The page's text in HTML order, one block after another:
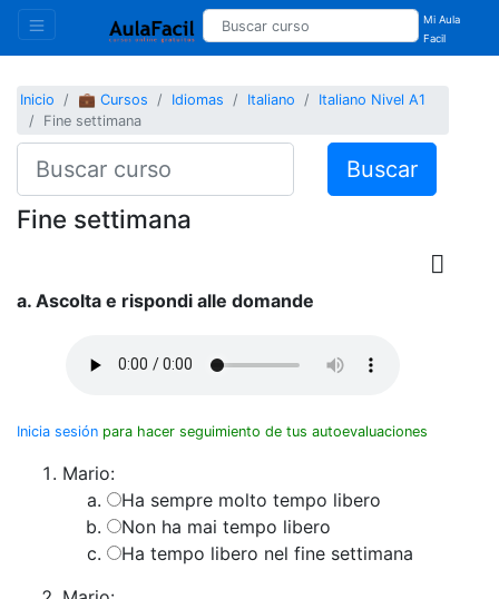
Mi Aula
Facil
Inicio 💼 Cursos Idiomas Italiano
Italiano Nivel A1
Fine settimana
Buscar
Fine settimana
a. Ascolta e rispondi alle domande
Inicia sesión para hacer seguimiento de tus autoevaluaciones
Mario:
Ha sempre molto tempo libero
Non ha mai tempo libero
Ha tempo libero nel fine settimana